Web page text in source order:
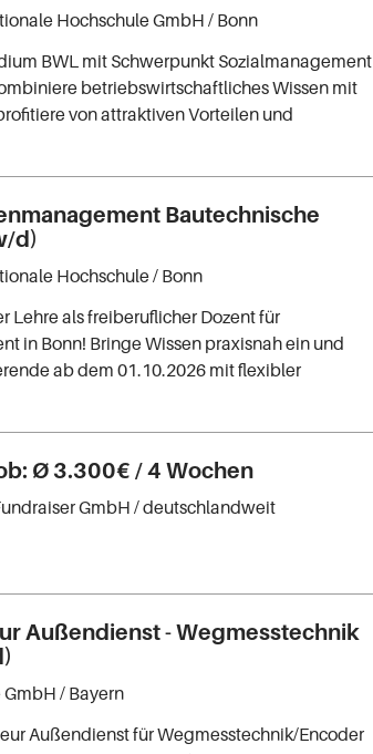
Hochschule GmbH / Bonn
BWL mit Schwerpunkt Sozialmanagement
betriebswirtschaftliches Wissen mit
von attraktiven Vorteilen und
Bautechnische
d)
Hochschule/ Bonn
Lehre als freiberuflicher Dozent für
in Bonn! Bringe Wissen praxisnah ein und
ab dem 01.10.2026 mit flexibler
Ø 3.300€ / 4 Wochen
GmbH / deutschlandweit
Außendienst - Wegmesstechnik
GmbH / Bayern
Außendienst für Wegmesstechnik/Encoder